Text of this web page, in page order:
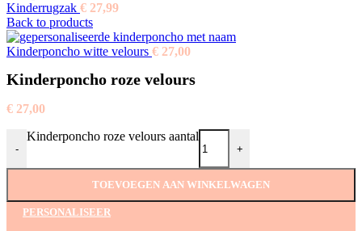
Kinderrugzak € 27,99
Back to products
Kinderponcho witte velours € 27,00
Kinderponcho roze velours
€ 27,00
-
Kinderponcho roze velours aantal
+
TOEVOEGEN AAN WINKELWAGEN
PERSONALISEER